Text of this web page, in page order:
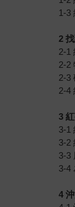
1-3
2
2-1
2-2
2-3
2-4
3
3-1
3-2
3-3
3-4
4